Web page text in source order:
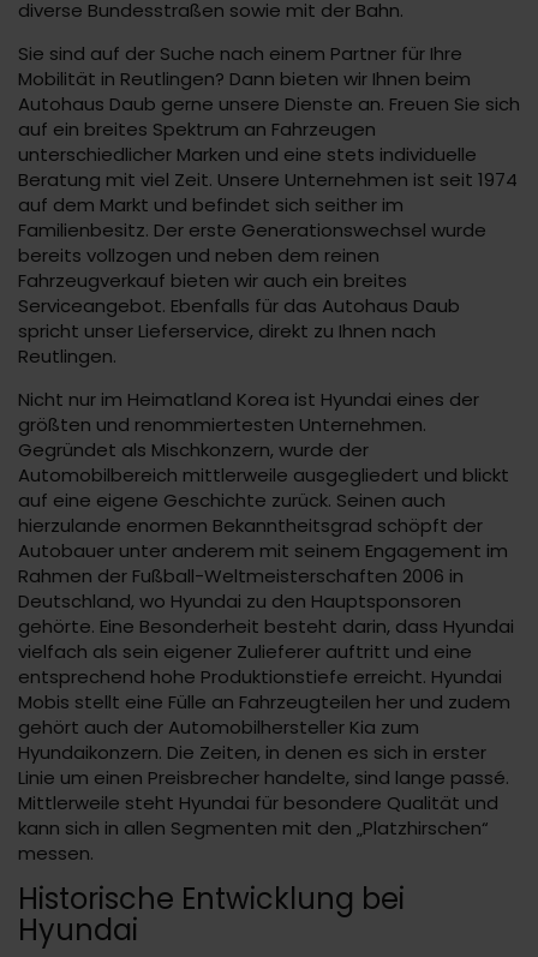
diverse Bundesstraßen sowie mit der Bahn.
Sie sind auf der Suche nach einem Partner für Ihre
Mobilität in Reutlingen? Dann bieten wir Ihnen beim
Autohaus Daub gerne unsere Dienste an. Freuen Sie sich
auf ein breites Spektrum an Fahrzeugen
unterschiedlicher Marken und eine stets individuelle
Beratung mit viel Zeit. Unsere Unternehmen ist seit 1974
auf dem Markt und befindet sich seither im
Familienbesitz. Der erste Generationswechsel wurde
bereits vollzogen und neben dem reinen
Fahrzeugverkauf bieten wir auch ein breites
Serviceangebot. Ebenfalls für das Autohaus Daub
spricht unser Lieferservice, direkt zu Ihnen nach
Reutlingen.
Nicht nur im Heimatland Korea ist Hyundai eines der
größten und renommiertesten Unternehmen.
Gegründet als Mischkonzern, wurde der
Automobilbereich mittlerweile ausgegliedert und blickt
auf eine eigene Geschichte zurück. Seinen auch
hierzulande enormen Bekanntheitsgrad schöpft der
Autobauer unter anderem mit seinem Engagement im
Rahmen der Fußball-Weltmeisterschaften 2006 in
Deutschland, wo Hyundai zu den Hauptsponsoren
gehörte. Eine Besonderheit besteht darin, dass Hyundai
vielfach als sein eigener Zulieferer auftritt und eine
entsprechend hohe Produktionstiefe erreicht. Hyundai
Mobis stellt eine Fülle an Fahrzeugteilen her und zudem
gehört auch der Automobilhersteller Kia zum
Hyundaikonzern. Die Zeiten, in denen es sich in erster
Linie um einen Preisbrecher handelte, sind lange passé.
Mittlerweile steht Hyundai für besondere Qualität und
kann sich in allen Segmenten mit den „Platzhirschen“
messen.
Historische Entwicklung bei
Hyundai